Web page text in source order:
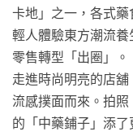
卡地」之一，各式
輕人體驗東方潮流
零售轉型「出圈」。
走進時尚明亮的店
流感撲面而來。拍
的「中藥鋪子」添